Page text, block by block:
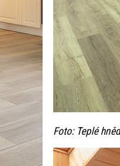
Foto: Teplé